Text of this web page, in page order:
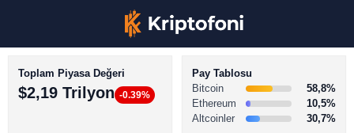
Toplam Piyasa Değeri
$2,19 Trilyon -0.39%
Pay Tablosu
Bitcoin
58,8%
Ethereum
10,5%
Altcoinler
30,7%